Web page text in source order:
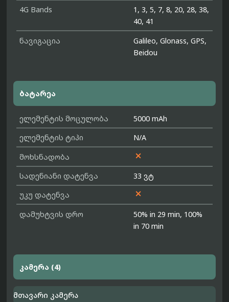
4G Bands
1, 3, 5, 7, 8, 20, 28, 38,
40, 41
ნავიგაცია
Galileo, Glonass, GPS,
Beidou
ბატარეა
ელემენტის მოცულობა
5000 mAh
ელემენტის ტიპი
N/A
მოხსნადობა

სადენიანი დატენვა
33 ვტ
უკუ დატენვა

დამუხტვის დრო
50% in 29 min, 100%
in 70 min
კამერა (4)
მთავარი კამერა